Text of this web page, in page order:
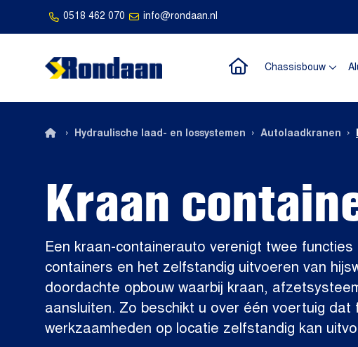
0518 462 070 info@rondaan.nl
Naar de homepagina
Chassisbouw
Kraan
Een kraan-containerauto verenigt twee
containers en het zelfstandig uitvoeren van
doordachte opbouw waarbij kraan,
aansluiten. Zo beschikt u over één voertuig dat
werkzaamheden op locatie zelfstandig kan
› Hydraulische laad- en lossystemen › Autolaadkranen ›